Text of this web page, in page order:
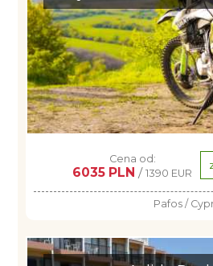
Cena od:
6035 PLN / 1390 EUR
Pafos /